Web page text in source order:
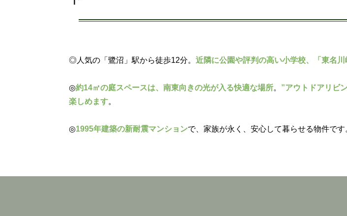
◎人気の「鷺沼」駅から徒歩12分。 近隣に公園や評判の高い小学校、「東名
◎約14㎡の庭スペースは、南東向きの光が入る快適な場所。 ”アウトドアリビ
楽しめます。
◎1995年建築の新耐震マンションで、家族が永く、安心して暮らせる物件です